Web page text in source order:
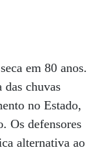
em 80 anos.
das chuvas
no Estado,
Os defensores
alternativa ao